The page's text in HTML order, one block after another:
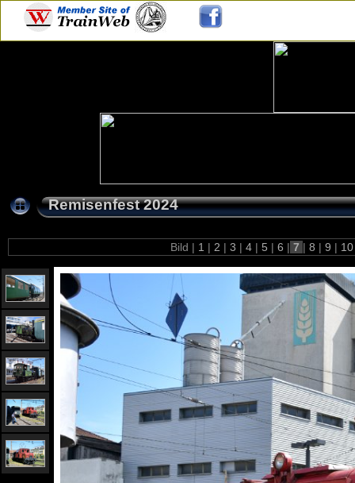
Remisenfest 2024
Bild | 1 | 2 | 3 | 4 | 5 | 6 | 7 | 8 | 9 |